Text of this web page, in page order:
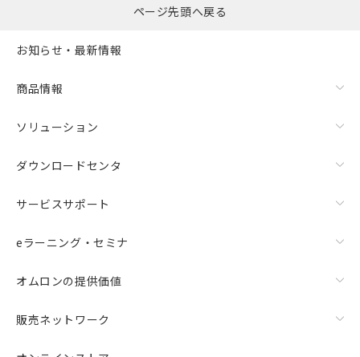
ページ先頭へ戻る
お知らせ・最新情報
商品情報
ソリューション
ダウンロードセンタ
サービスサポート
eラーニング・セミナ
オムロンの提供価値
販売ネットワーク